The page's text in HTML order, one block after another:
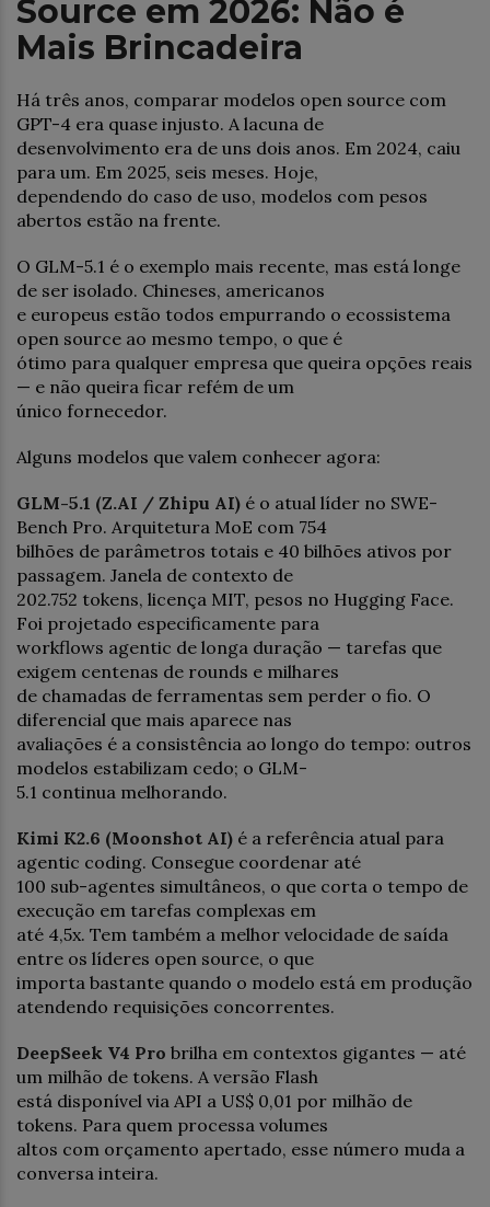
Source em 2026: Não é
Mais Brincadeira
Há três anos, comparar modelos open source com
GPT-4 era quase injusto. A lacuna de
desenvolvimento era de uns dois anos. Em 2024, caiu
para um. Em 2025, seis meses. Hoje,
dependendo do caso de uso, modelos com pesos
abertos estão na frente.
O GLM-5.1 é o exemplo mais recente, mas está longe
de ser isolado. Chineses, americanos
e europeus estão todos empurrando o ecossistema
open source ao mesmo tempo, o que é
ótimo para qualquer empresa que queira opções reais
— e não queira ficar refém de um
único fornecedor.
Alguns modelos que valem conhecer agora:
GLM-5.1 (Z.AI / Zhipu AI) é o atual líder no SWE-
Bench Pro. Arquitetura MoE com 754
bilhões de parâmetros totais e 40 bilhões ativos por
passagem. Janela de contexto de
202.752 tokens, licença MIT, pesos no Hugging Face.
Foi projetado especificamente para
workflows agentic de longa duração — tarefas que
exigem centenas de rounds e milhares
de chamadas de ferramentas sem perder o fio. O
diferencial que mais aparece nas
avaliações é a consistência ao longo do tempo: outros
modelos estabilizam cedo; o GLM-
5.1 continua melhorando.
Kimi K2.6 (Moonshot AI) é a referência atual para
agentic coding. Consegue coordenar até
100 sub-agentes simultâneos, o que corta o tempo de
execução em tarefas complexas em
até 4,5x. Tem também a melhor velocidade de saída
entre os líderes open source, o que
importa bastante quando o modelo está em produção
atendendo requisições concorrentes.
DeepSeek V4 Pro brilha em contextos gigantes — até
um milhão de tokens. A versão Flash
está disponível via API a US$ 0,01 por milhão de
tokens. Para quem processa volumes
altos com orçamento apertado, esse número muda a
conversa inteira.